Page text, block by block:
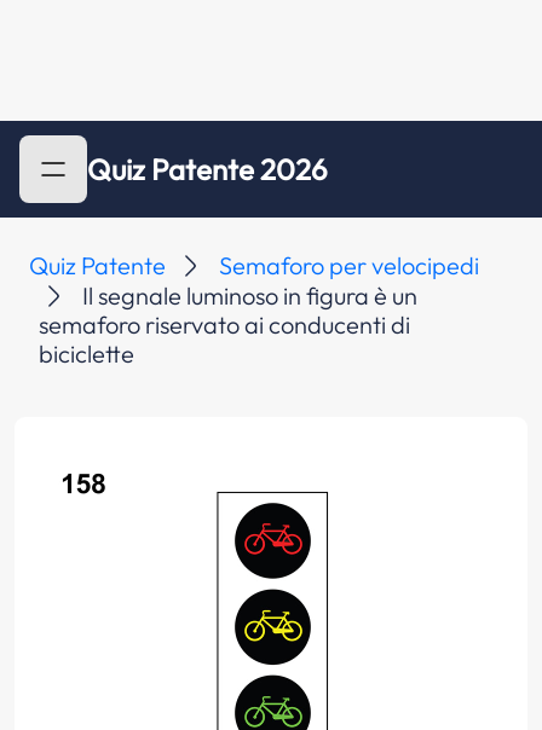
Quiz Patente 2026
Quiz Patente
Semaforo per velocipedi
Il segnale luminoso in figura è un
semaforo riservato ai conducenti di
biciclette